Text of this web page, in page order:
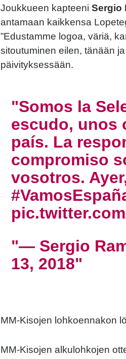
Joukkueen kapteeni Sergio
antamaan kaikkensa
”Edustamme logoa, väriä,
sitoutuminen eilen, tänään ja
päivityksessään.
Somos la
escudo, unos
país. La
compromiso
vosotros.
— Sergio
13, 2018
MM-Kisojen lohkoennakon
MM-Kisojen alkulohkojen